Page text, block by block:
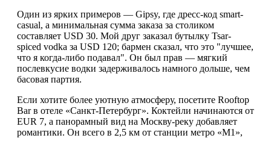
Один из ярких примеров — Gipsy, где дресс-код smart-
casual, а минимальная сумма заказа за столиком
составляет USD 30. Мой друг заказал бутылку Tsar-
spiced vodka за USD 120; бармен сказал, что это "лучшее,
что я когда-либо подавал". Он был прав — мягкий
послевкусие водки задерживалось намного дольше, чем
басовая партия.
Если хотите более уютную атмосферу, посетите Rooftop
Bar в отеле «Санкт-Петербург». Коктейли начинаются от
EUR 7, а панорамный вид на Москву-реку добавляет
романтики. Он всего в 2,5 км от станции метро «М1»,